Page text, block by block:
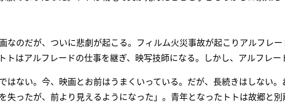
なのだが、ついに悲劇が起こる。フィルム火災事故が起こりアルフレ
トはアルフレードの仕事を継ぎ、映写技師になる。しかし、アルフレー
はない。今、映画とお前はうまくいっている。だが、長続きはしない。
失ったが、前より見えるようになった」。青年となったトトは故郷と別